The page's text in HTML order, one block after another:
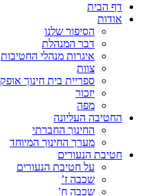
דף הבית
אודות
הסיפור שלנו
דבר המנהלת
איגרות מנהלי החטיבות
צוות
ספריית בית חינוך אופק
יזכור
מפה
החטיבה העליונה
החינוך החברתי
מערך החינוך המיוחד
חטיבת הנעורים
על חטיבת הנעורים
שכבה ז’
שכבה ח’